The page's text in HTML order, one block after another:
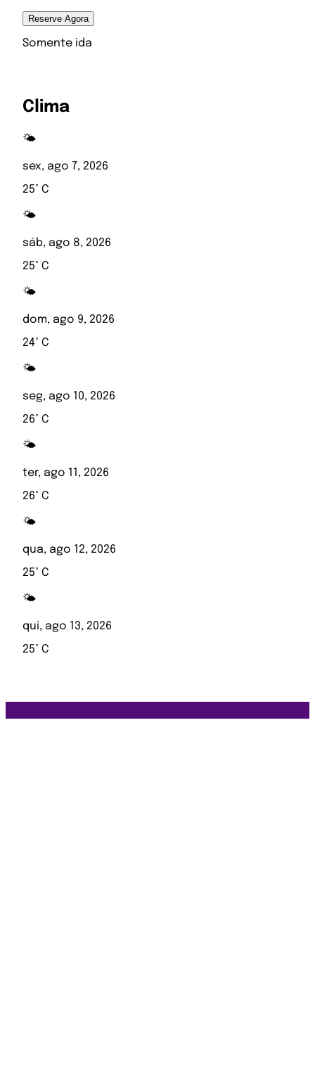
Reserve Agora
Somente ida
Clima
🌤️
sex, ago 7, 2026
25° C
🌤️
sáb, ago 8, 2026
25° C
🌤️
dom, ago 9, 2026
24° C
🌤️
seg, ago 10, 2026
26° C
🌤️
ter, ago 11, 2026
26° C
🌤️
qua, ago 12, 2026
25° C
🌤️
qui, ago 13, 2026
25° C